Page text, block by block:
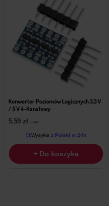
Konwerter Poziomów Logicznych 3,3 V
/ 5 V 4-Kanałowy
5,59 zł z VAT
Wysyłka z Polski w 24h
+ Do koszyka